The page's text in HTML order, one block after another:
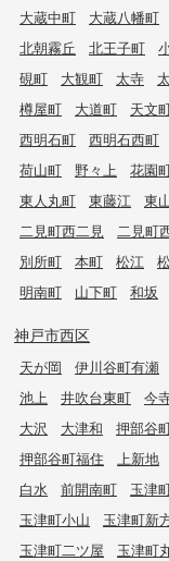
大蔵中町
大蔵八幡町
北朝霧丘
北王子町
硯町
大観町 太寺
樽屋町
大道町 天文
西明石町
西明石西町
荷山町
野々上 花園
東人丸町
東藤江 東
二見町西二見
二見町
別所町
本町 松江
明南町
山下町 和坂
神戸市西区
天が岡 伊川谷町有瀬
池上
井吹台東町 今
大沢
大津和 押部谷
押部谷町福住
上新地
白水
前開南町 玉津
玉津町小山
玉津町新
玉津町二ツ屋
玉津町